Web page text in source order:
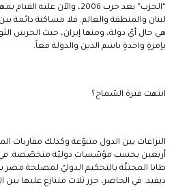
“الحزب” بعد حرب 2006، والآن
لبنان والمنطقة والعالم. فلا مساكنة دائمة
هي حال أيّ دولة، ومنها إيران، حيث الحرس
بإمرةٍ واحدةٍ باسم الدين والدولة معاً.
انتهت فترة السّماح؟
النزاعات بين الدول متنوّعة وكذلك مقاربات
أربعين بحسب مؤسّسات دوليّة متخصّصة. في
طابا المحتلّة بالتحكيم الدوليّ لمصلحة
ديفيد. في الحاضر، جزر ثلاث متنازع عليها بين